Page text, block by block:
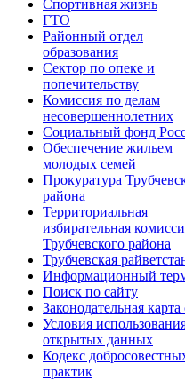
Спортивная жизнь
ГТО
Районный отдел
образования
Сектор по опеке и
попечительству
Комиссия по делам
несовершеннолетних
Социальный фонд
Обеспечение жильем
молодых семей
Прокуратура
района
Территориальная
избирательная
Трубчевского района
Трубчевская
Информационный
Поиск по сайту
Законодательная карта
Условия
открытых данных
Кодекс
практик